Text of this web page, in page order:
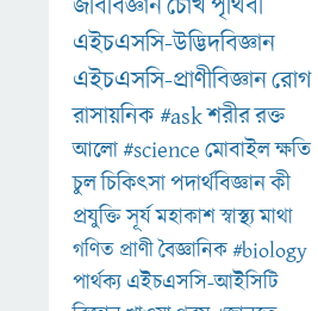
এইচএসসি-উদ্ভিদবিজ্ঞান
এইচএসসি-প্রাণীবিজ্ঞানরোগ
রাসায়নিক#askশরীররক্ত
আলো#scienceমোবাইলক্ষতি
চুলচিকিৎসাপদার্থবিজ্ঞানকী
প্রযুক্তিসূর্যমহাকাশস্বাস্থ্যমাথা
গণিত প্রাণীবৈজ্ঞানিক#biology
পার্থক্য এইচএসসি-আইসিটি